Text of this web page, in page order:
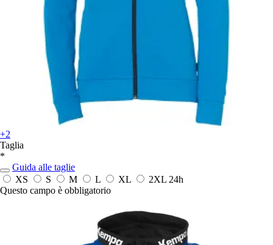
+2
Taglia
*
Guida alle taglie
XS
S M L XL 2XL 24h
Questo campo è obbligatorio